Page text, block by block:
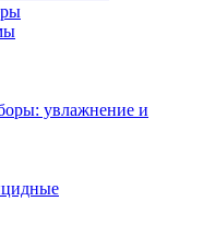
увлажнение и